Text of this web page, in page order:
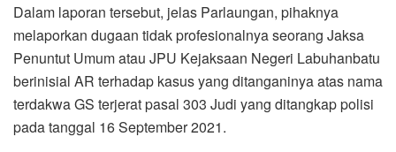
Dalam laporan tersebut, jelas Parlaungan, pihaknya
melaporkan dugaan tidak profesionalnya seorang Jaksa
Penuntut Umum atau JPU Kejaksaan Negeri Labuhanbatu
berinisial AR terhadap kasus yang ditanganinya atas nama
terdakwa GS terjerat pasal 303 Judi yang ditangkap polisi
pada tanggal 16 September 2021.